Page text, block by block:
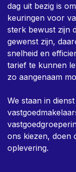
dag uit bezig is
keuringen voor
sterk bewust zijn
gewenst zijn,
snelheid en
tarief te kunnen
zo aangenaam
We staan in
ons kiezen, doen
oplevering.